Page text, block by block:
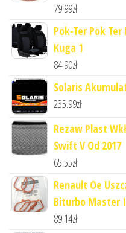
79.99zł
Pok-Ter Pok
Kuga 1
84.90zł
Solaris
235.99zł
Rezaw Plast
Swift V Od 2017
65.55zł
Renault Oe
Biturbo Master
89.14zł